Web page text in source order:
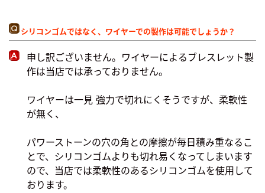
シリコンゴムではなく、ワイヤーでの製作は可能でしょうか？
申し訳ございません。ワイヤーによるブレスレット製
作は当店では承っておりません。
ワイヤーは一見 強力で切れにくそうですが、柔軟性
が無く、
パワーストーンの穴の角との摩擦が毎日積み重なるこ
とで、シリコンゴムよりも切れ易くなってしまいます
ので、当店では柔軟性のあるシリコンゴムを使用して
おります。